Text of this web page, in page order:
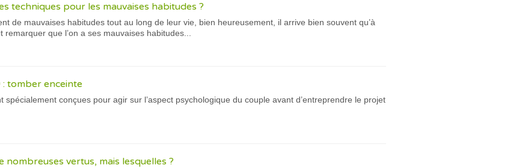
techniques pour les mauvaises habitudes ?
de mauvaises habitudes tout au long de leur vie, bien heureusement, il arrive bien souvent qu’à
que l’on a ses mauvaises habitudes...
: tomber enceinte
spécialement conçues pour agir sur l’aspect psychologique du couple avant d’entreprendre le projet
nombreuses vertus, mais lesquelles ?